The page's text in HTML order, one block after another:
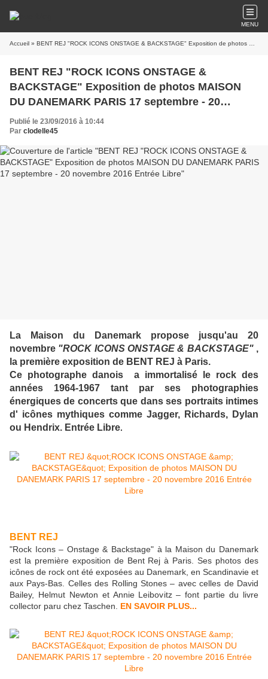
MENU
Accueil » BENT REJ "ROCK ICONS ONSTAGE & BACKSTAGE" Exposition de photos MAISON DU DANEMARK PARIS 17 septembre - 20 novembre 2016 Entrée Libre
BENT REJ "ROCK ICONS ONSTAGE &
BACKSTAGE" Exposition de photos MAISON
DU DANEMARK PARIS 17 septembre - 20
novembre 2016 Entrée Libre
Publié le 23/09/2016 à 10:44
Par clodelle45
La Maison du Danemark propose jusqu'au 20
novembre "ROCK ICONS ONSTAGE & BACKSTAGE" ,
la première exposition de BENT REJ à Paris.
Ce photographe danois a immortalisé le rock des
années 1964-1967 tant par ses photographies
énergiques de concerts que dans ses portraits intimes
d' icônes mythiques comme Jagger, Richards, Dylan
ou Hendrix. Entrée Libre.
BENT REJ
"Rock Icons – Onstage & Backstage" à la Maison du Danemark
est la première exposition de Bent Rej à Paris.
Ses photos des
icônes de rock ont été exposées au Danemark, en Scandinavie et
aux Pays-Bas. Celles des Rolling Stones – avec celles de David
Bailey, Helmut Newton et Annie Leibovitz – font partie du livre
collector paru chez Taschen. EN SAVOIR PLUS...